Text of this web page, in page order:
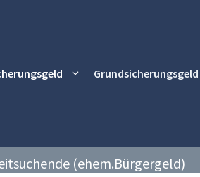
(ehem.Bürgergeld)